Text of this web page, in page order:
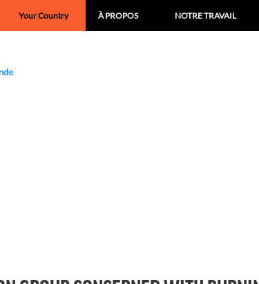
Your Country À PROPOS NOTRE TRAVAIL